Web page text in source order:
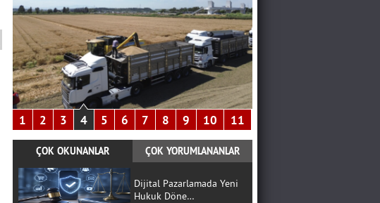
Hakan Aydemir
YGS Öncesi Yapmanız
Gerekenler
Bekir Gözalan
1 2 3 4 5 6 7 8 9 10 11
ÇOK OKUNANLAR ÇOK YORUMLANANLAR
Dijital Pazarlamada Yeni
Hukuk Döne…